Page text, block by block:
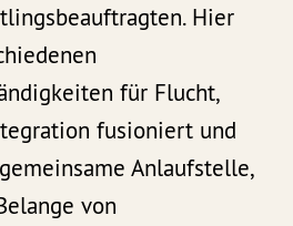
Hier
für Flucht,
fusioniert und
Anlaufstelle,
von